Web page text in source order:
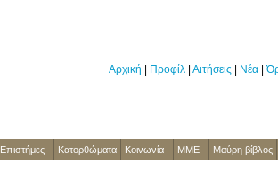
Αρχική Προφίλ Αιτήσεις Νέα |
Επιστήμες Κατορθώματα Κοινωνία ΜΜΕ Μαύρη βίβλος